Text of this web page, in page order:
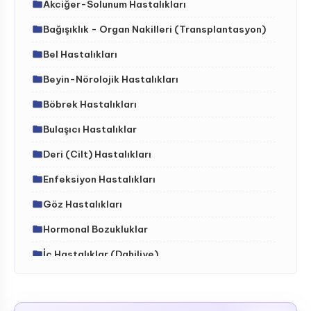
Akciğer-Solunum Hastalıkları
Bağışıklık - Organ Nakilleri (Transplantasyon)
Bel Hastalıkları
Beyin-Nörolojik Hastalıkları
Böbrek Hastalıkları
Bulaşıcı Hastalıklar
Deri (Cilt) Hastalıkları
Enfeksiyon Hastalıkları
Göz Hastalıkları
Hormonal Bozukluklar
İç Hastalıklar (Dahiliye)
İskelet - Kas Sistemi ve Hastalıkları (ortopedi)